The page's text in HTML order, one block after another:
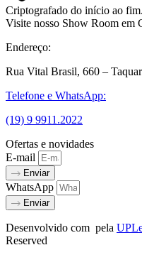
Criptografado do início ao fim.
Visite nosso Show Room em
Endereço:
Rua Vital Brasil, 660 –
Telefone e WhatsApp:
(19) 9 9911.2022
Ofertas e novidades
E-mail
Enviar
WhatsApp
Enviar
Desenvolvido com pela
Reserved